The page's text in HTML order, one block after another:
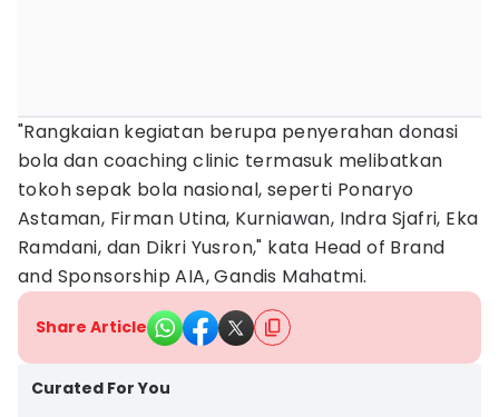
"Rangkaian kegiatan berupa penyerahan donasi
bola dan coaching clinic termasuk melibatkan
tokoh sepak bola nasional, seperti Ponaryo
Astaman, Firman Utina, Kurniawan, Indra Sjafri, Eka
Ramdani, dan Dikri Yusron," kata Head of Brand
and Sponsorship AIA, Gandis Mahatmi.
Share Article
Curated For You